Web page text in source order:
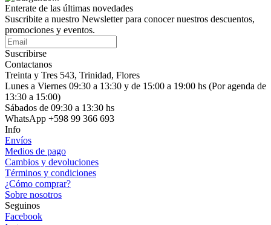
Enterate de las últimas novedades
Suscribite a nuestro Newsletter para conocer nuestros descuentos,
promociones y eventos.
Suscribirse
Contactanos
Treinta y Tres 543, Trinidad, Flores
Lunes a Viernes 09:30 a 13:30 y de 15:00 a 19:00 hs (Por agenda de
13:30 a 15:00)
Sábados de 09:30 a 13:30 hs
WhatsApp +598 99 366 693
Info
Envíos
Medios de pago
Cambios y devoluciones
Términos y condiciones
¿Cómo comprar?
Sobre nosotros
Seguinos
Facebook